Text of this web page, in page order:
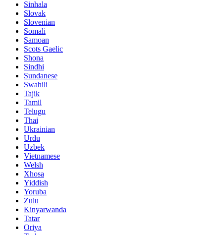
Sinhala
Slovak
Slovenian
Somali
Samoan
Scots Gaelic
Shona
Sindhi
Sundanese
Swahili
Tajik
Tamil
Telugu
Thai
Ukrainian
Urdu
Uzbek
Vietnamese
Welsh
Xhosa
Yiddish
Yoruba
Zulu
Kinyarwanda
Tatar
Oriya